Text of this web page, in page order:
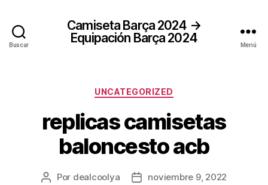
Buscar
Camiseta Barça 2024 →
Equipación Barça 2024
Menú
Categorías
UNCATEGORIZED
replicas camisetas
baloncesto acb
Autor
Por dealcoolya
Fechanoviembre 9, 2022